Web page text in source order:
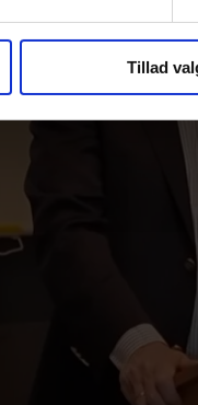
Tillad